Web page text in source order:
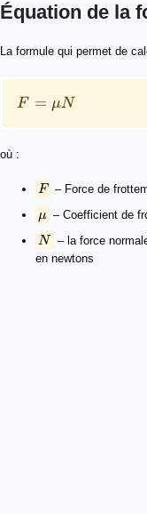
Équation de la
La formule qui permet de
F = \mu N
F = μN
où :
F
F – Force de
μ
μ – Coefficient de
N
N – la force
en newtons